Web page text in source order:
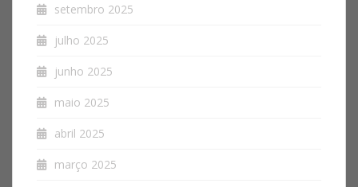
setembro 2025
julho 2025
junho 2025
maio 2025
abril 2025
março 2025